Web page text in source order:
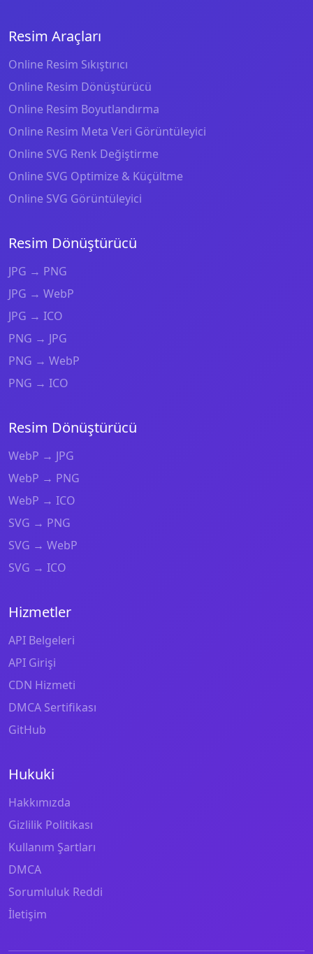
Resim Araçları
Online Resim Sıkıştırıcı
Online Resim Dönüştürücü
Online Resim Boyutlandırma
Online Resim Meta Veri Görüntüleyici
Online SVG Renk Değiştirme
Online SVG Optimize & Küçültme
Online SVG Görüntüleyici
Resim Dönüştürücü
JPG → PNG
JPG → WebP
JPG → ICO
PNG → JPG
PNG → WebP
PNG → ICO
Resim Dönüştürücü
WebP → JPG
WebP → PNG
WebP → ICO
SVG → PNG
SVG → WebP
SVG → ICO
Hizmetler
API Belgeleri
API Girişi
CDN Hizmeti
DMCA Sertifikası
GitHub
Hukuki
Hakkımızda
Gizlilik Politikası
Kullanım Şartları
DMCA
Sorumluluk Reddi
İletişim